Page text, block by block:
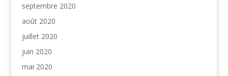
septembre 2020
août 2020
juillet 2020
juin 2020
mai 2020